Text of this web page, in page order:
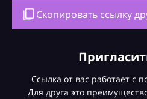
Скопировать ссылку
Ссылка от вас работает с
Для друга это